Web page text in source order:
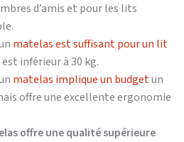
d’amis et pour les lits
matelas est suffisant pour un lit
inférieur à 30 kg.
matelas implique un budgetun
offre une excellente ergonomie
offre une qualité supérieure